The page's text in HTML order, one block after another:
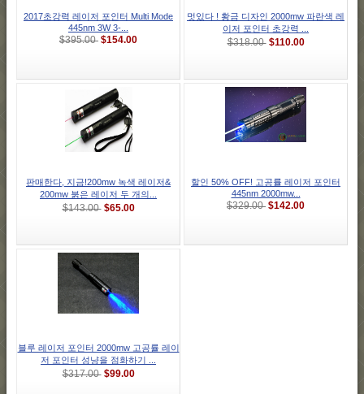
2017초강력 레이저 포인터 Multi Mode
445nm 3W 3-...
$395.00 $154.00
멋있다 ! 황금 디자인 2000mw 파란색 레
이저 포인터 초강력 ...
$318.00 $110.00
판매한다, 지금!200mw 녹색 레이저&
200mw 붉은 레이저 두 개의...
$143.00 $65.00
할인 50% OFF! 고공률 레이저 포인터
445nm 2000mw...
$329.00 $142.00
블루 레이저 포인터 2000mw 고공률 레이
저 포인터 성냥을 점화하기 ...
$317.00 $99.00